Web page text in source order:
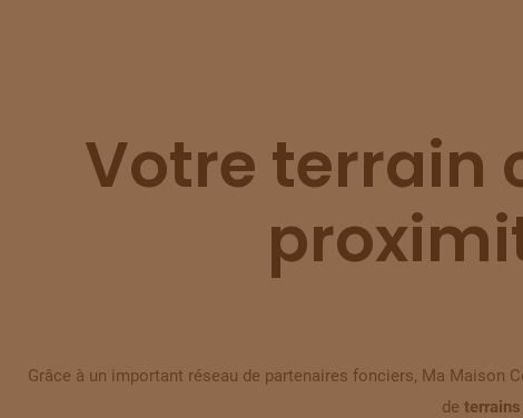
Votre terrain
Grâce à un important réseau de partenaires fonciers, Ma Maison
de